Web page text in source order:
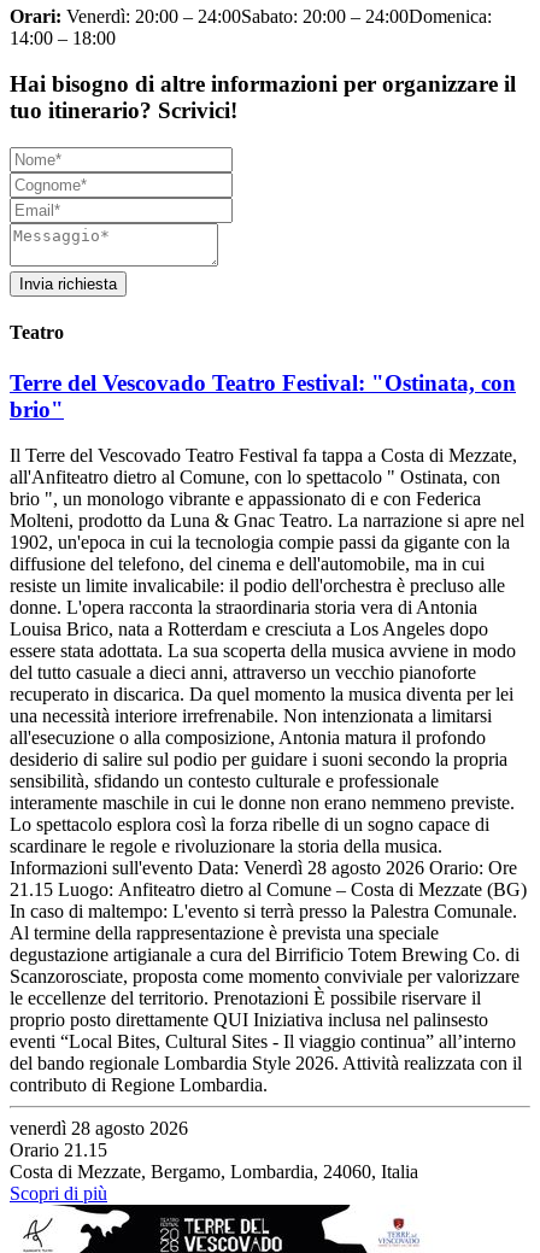
Orari: Venerdì: 20:00 – 24:00Sabato: 20:00 – 24:00Domenica:
14:00 – 18:00
Hai bisogno di altre informazioni per organizzare il
tuo itinerario? Scrivici!
Invia richiesta
Teatro
Terre del Vescovado Teatro Festival: "Ostinata, con
brio"
Il Terre del Vescovado Teatro Festival fa tappa a Costa di Mezzate,
all'Anfiteatro dietro al Comune, con lo spettacolo " Ostinata, con
brio ", un monologo vibrante e appassionato di e con Federica
Molteni, prodotto da Luna & Gnac Teatro. La narrazione si apre nel
1902, un'epoca in cui la tecnologia compie passi da gigante con la
diffusione del telefono, del cinema e dell'automobile, ma in cui
resiste un limite invalicabile: il podio dell'orchestra è precluso alle
donne. L'opera racconta la straordinaria storia vera di Antonia
Louisa Brico, nata a Rotterdam e cresciuta a Los Angeles dopo
essere stata adottata. La sua scoperta della musica avviene in modo
del tutto casuale a dieci anni, attraverso un vecchio pianoforte
recuperato in discarica. Da quel momento la musica diventa per lei
una necessità interiore irrefrenabile. Non intenzionata a limitarsi
all'esecuzione o alla composizione, Antonia matura il profondo
desiderio di salire sul podio per guidare i suoni secondo la propria
sensibilità, sfidando un contesto culturale e professionale
interamente maschile in cui le donne non erano nemmeno previste.
Lo spettacolo esplora così la forza ribelle di un sogno capace di
scardinare le regole e rivoluzionare la storia della musica.
Informazioni sull'evento Data: Venerdì 28 agosto 2026 Orario: Ore
21.15 Luogo: Anfiteatro dietro al Comune – Costa di Mezzate (BG)
In caso di maltempo: L'evento si terrà presso la Palestra Comunale.
Al termine della rappresentazione è prevista una speciale
degustazione artigianale a cura del Birrificio Totem Brewing Co. di
Scanzorosciate, proposta come momento conviviale per valorizzare
le eccellenze del territorio. Prenotazioni È possibile riservare il
proprio posto direttamente QUI Iniziativa inclusa nel palinsesto
eventi “Local Bites, Cultural Sites - Il viaggio continua” all’interno
del bando regionale Lombardia Style 2026. Attività realizzata con il
contributo di Regione Lombardia.
venerdì 28 agosto 2026
Orario 21.15
Costa di Mezzate, Bergamo, Lombardia, 24060, Italia
Scopri di più